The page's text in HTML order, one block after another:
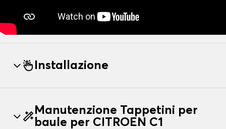
Installazione
Manutenzione Tappetini per
baule per CITROEN C1